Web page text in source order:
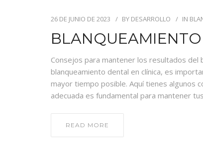
26 DE JUNIO DE 2023 BY DESARROLLO IN
Consejos para mantener los resultados
blanqueamiento dental en clínica, es
mayor tiempo posible. Aquí tienes algunos
adecuada es fundamental para mantener
READ MORE